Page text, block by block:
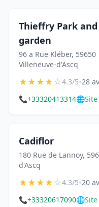
Thieffry Park and
garden
96 a Rue Kléber, 59650
Villeneuve-d'Ascq
★★★★☆4.3/5•28
📞+33320413314🌐
Cadiflor
180 Rue de Lannoy,
d'Ascq
★★★★☆4.3/5•20
📞+33320617090🌐